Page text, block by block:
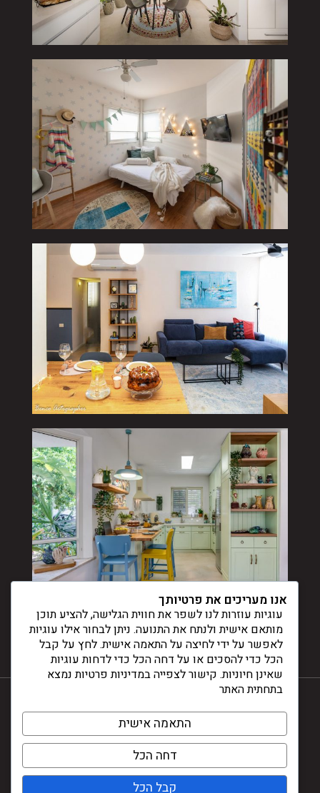
© דינלה 2024
עיצוב ובניית אתרים -
אנו מעריכים את פרטיותך
עוגיות עוזרות לנו לשפר את חווית הגלישה, להציע תוכן
מותאם אישית ולנתח את התנועה. ניתן לבחור אילו עוגיות
לאפשר על ידי לחיצה על התאמה אישית. לחץ על קבל
הכל כדי להסכים או על דחה הכל כדי לדחות עוגיות
שאינן חיוניות. קישור לצפייה במדיניות פרטיות נמצא
בתחתית האתר
התאמה אישית
דחה הכל
קבל הכל